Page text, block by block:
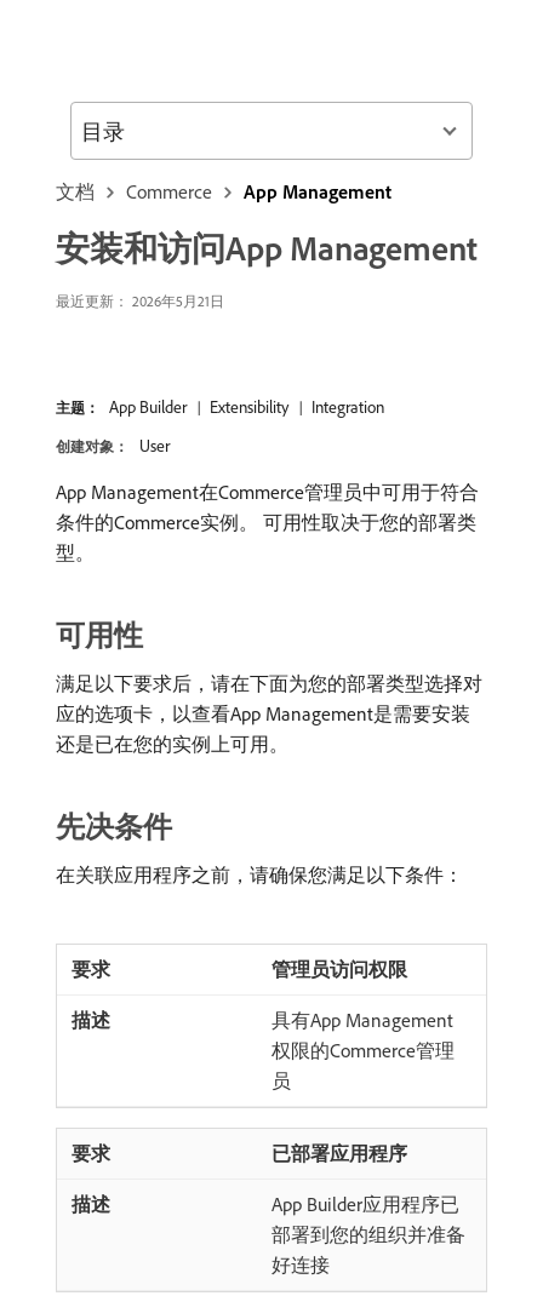
文档 Commerce App Management
安装和访问App Management
最近更新： 2026年5月21日
主题： App Builder Extensibility Integration
创建对象： User
App Management在Commerce管理员中可用于符合
条件的Commerce实例。 可用性取决于您的部署类
型。
可用性
满足以下要求后，请在下面为您的部署类型选择对
应的选项卡，以查看App Management是需要安装
还是已在您的实例上可用。
先决条件
在关联应用程序之前，请确保您满足以下条件：
管理员访问权限
具有App Management
权限的Commerce管理
员
已部署应用程序
App Builder应用程序已
部署到您的组织并准备
好连接
目录